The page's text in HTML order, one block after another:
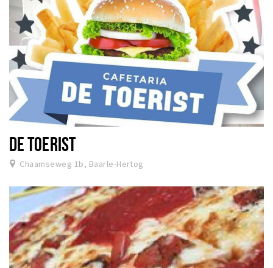
DE TOERIST
Chaamseweg 1b, Baarle-Hertog